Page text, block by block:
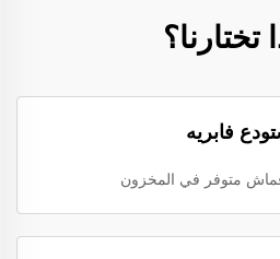
تختارنا؟
فابريه